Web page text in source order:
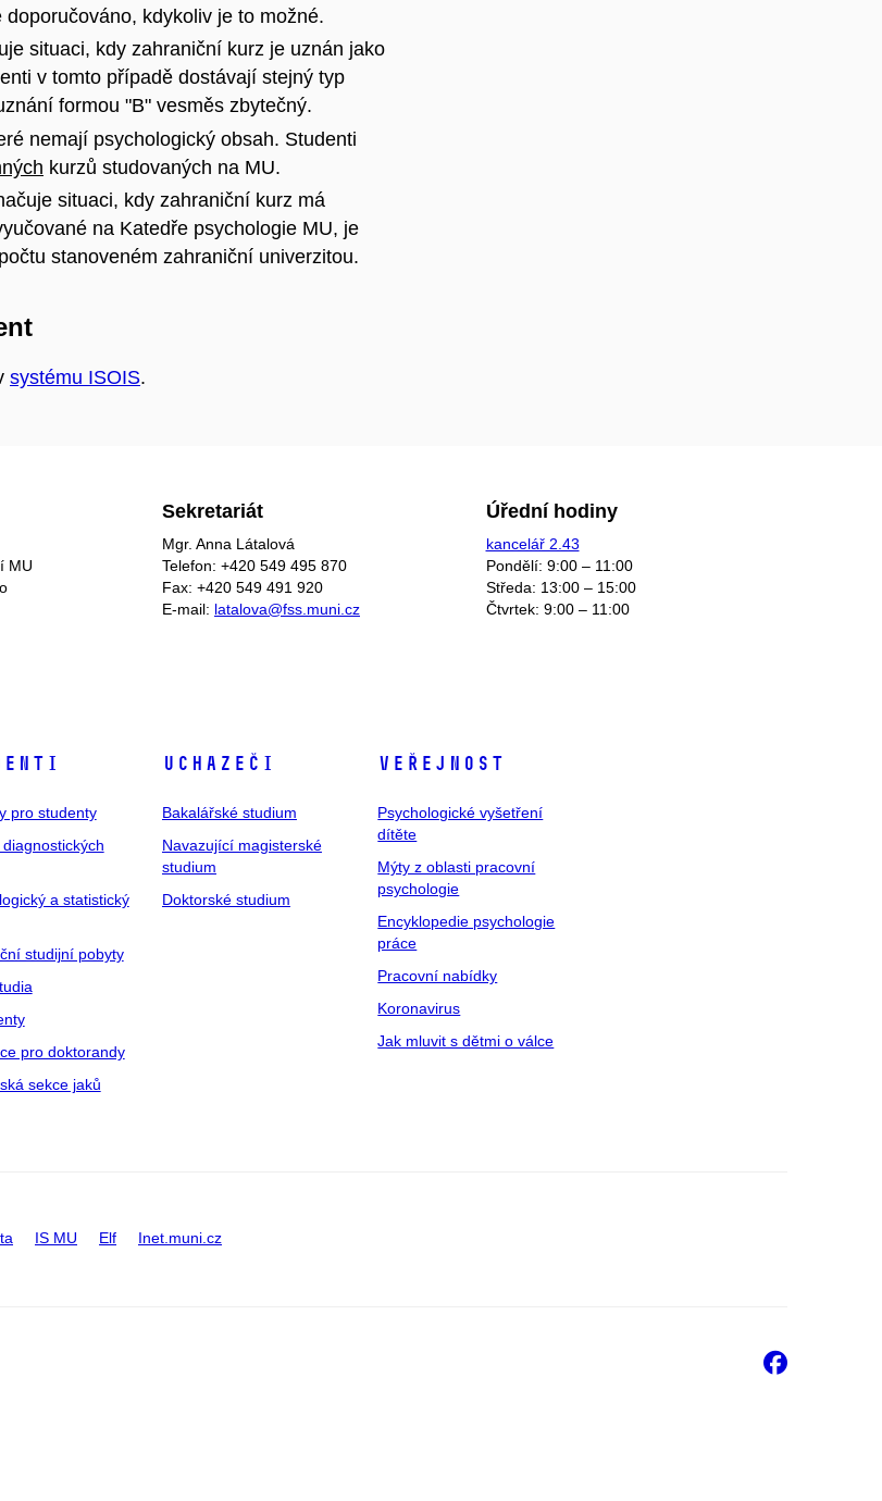
kdykoliv je to možné.
situaci, kdy zahraniční kurz je uznán jako
v tomto případě dostávají stejný typ
formou "B" vesměs zbytečný.
nemají psychologický obsah. Studenti
kurzů studovaných na MU.
situaci, kdy zahraniční kurz má
na Katedře psychologie MU, je
stanoveném zahraniční univerzitou.
systému ISOIS.
MU
Sekretariát
Mgr. Anna Látalová
Telefon: +420 549 495 870
Fax: +420 549 491 920
E-mail: latalova@fss.muni.cz
Úřední hodiny
kancelář 2.43
Pondělí: 9:00 – 11:00
Středa: 13:00 – 15:00
Čtvrtek: 9:00 – 11:00
pro studenty
a statistický
studijní pobyty
pro doktorandy
sekce jaků
Uchazeči
Bakalářské studium
Navazující magisterské
studium
Doktorské studium
Veřejnost
Psychologické vyšetření
dítěte
Mýty z oblasti pracovní
psychologie
Encyklopedie psychologie
práce
Pracovní nabídky
Koronavirus
Jak mluvit s dětmi o válce
IS MU Elf Inet.muni.cz